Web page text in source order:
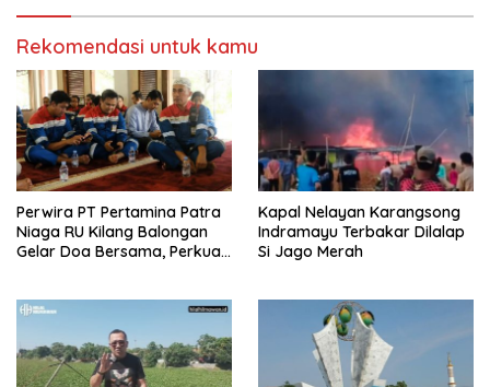
Rekomendasi untuk kamu
Perwira PT Pertamina Patra
Niaga RU Kilang Balongan
Gelar Doa Bersama, Perkuat
Kapal Nelayan Karangsong
Indramayu Terbakar Dilalap
Si Jago Merah